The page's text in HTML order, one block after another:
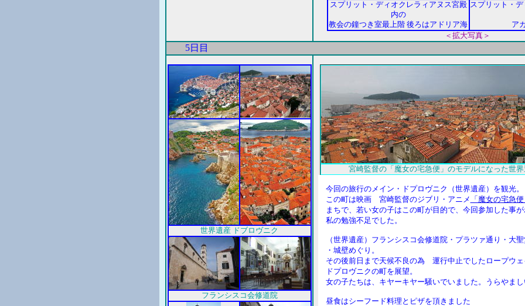
スプリット・ディオクレラィアヌス宮殿
内の
教会の鐘つき室最上階 後ろはアドリア海
スプリット・
ア
＜拡大写真＞
5日目
世界遺産 ドブロヴニク
フランシスコ会修道院
宮崎監督の「魔女の宅急便」のモデルになった世
今回の旅行のメイン・ドプロヴニク（世界遺産）を観光。
この町は映画 宮崎監督のジブリ・アニメ 「魔女の宅急
まちで、若い女の子はこの町が目的で、今回参加した事
私の勉強不足でした。
（世界遺産）フランシスコ会修道院・プラツァ通り・大
・城壁めぐり。
その後前日まで天候不良の為 運行中止でしたロープウェ
ドプロヴニクの町を展望。
女の子たちは、キヤーキヤー騒いでいました。うらやまし
昼食はシーフード料理とピザを頂きました